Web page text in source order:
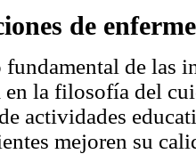
de
de las
en la filosofía del
actividades
mejoren su